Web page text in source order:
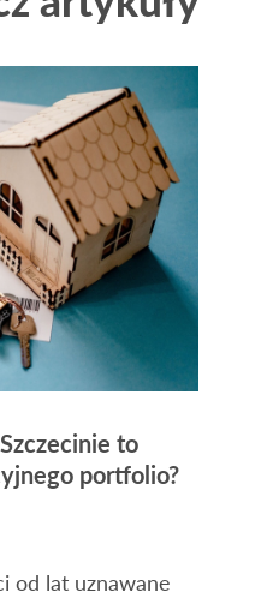
to
portfolio?
od lat uznawane